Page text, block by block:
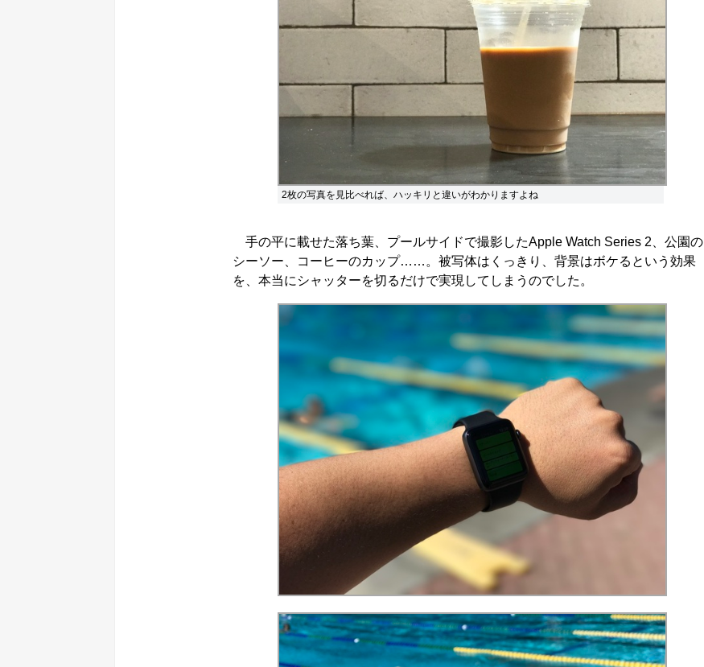
2枚の写真を見比べれば、ハッキリと違いがわかりますよね
手の平に載せた落ち葉、プールサイドで撮影したApple Watch Series 2、公園の
シーソー、コーヒーのカップ……。被写体はくっきり、背景はボケるという効果
を、本当にシャッターを切るだけで実現してしまうのでした。